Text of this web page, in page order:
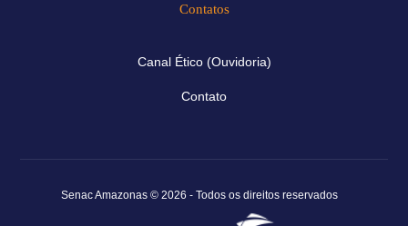
Contatos
Canal Ético (Ouvidoria)
Contato
Senac Amazonas © 2026 - Todos os direitos reservados